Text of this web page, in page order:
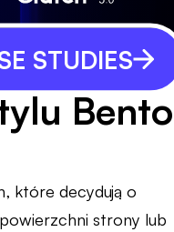
STUDIES
Bento
które decydują o
strony lub